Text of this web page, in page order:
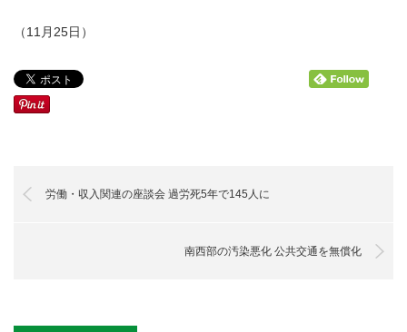
（11月25日）
労働・収入関連の座談会 過労死5年で145人に
南西部の汚染悪化 公共交通を無償化